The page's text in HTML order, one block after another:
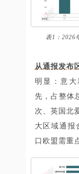
表1：2026
从通报发布
明显：意
先，占整体
次、英国北
大区域通报
口欧盟需重